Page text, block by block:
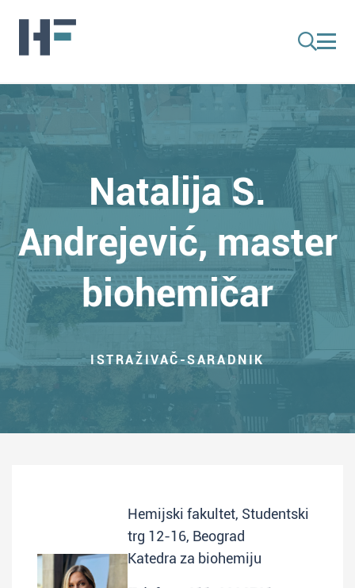
Natalija S.
Andrejević, master
biohemičar
ISTRAŽIVAČ-SARADNIK
Hemijski fakultet, Studentski
trg 12-16, Beograd
Katedra za biohemiju